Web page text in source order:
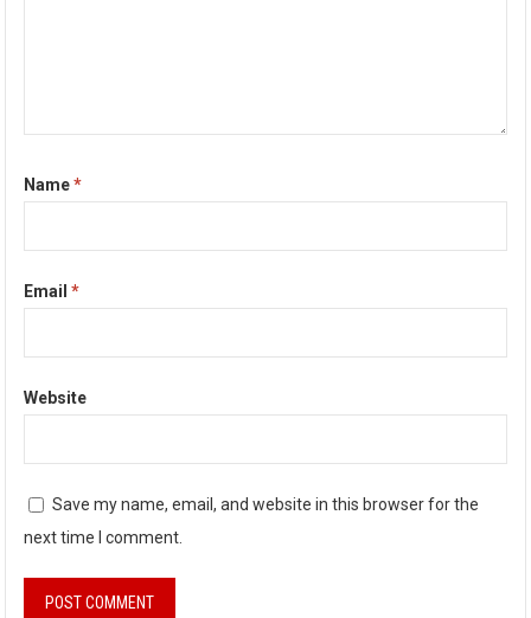
Name*
Email*
Website
Save my name, email, and website in this browser for the
next time I comment.